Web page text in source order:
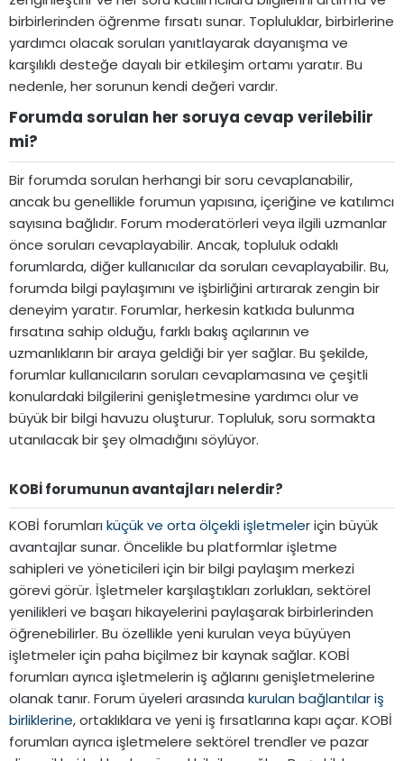
birbirlerinden öğrenme fırsatı sunar. Topluluklar, birbirlerine
yardımcı olacak soruları yanıtlayarak dayanışma ve
karşılıklı desteğe dayalı bir etkileşim ortamı yaratır. Bu
nedenle, her sorunun kendi değeri vardır.
Forumda sorulan her soruya cevap verilebilir
mi?​
Bir forumda sorulan herhangi bir soru cevaplanabilir,
ancak bu genellikle forumun yapısına, içeriğine ve katılımcı
sayısına bağlıdır. Forum moderatörleri veya ilgili uzmanlar
önce soruları cevaplayabilir. Ancak, topluluk odaklı
forumlarda, diğer kullanıcılar da soruları cevaplayabilir. Bu,
forumda bilgi paylaşımını ve işbirliğini artırarak zengin bir
deneyim yaratır. Forumlar, herkesin katkıda bulunma
fırsatına sahip olduğu, farklı bakış açılarının ve
uzmanlıkların bir araya geldiği bir yer sağlar. Bu şekilde,
forumlar kullanıcıların soruları cevaplamasına ve çeşitli
konulardaki bilgilerini genişletmesine yardımcı olur ve
büyük bir bilgi havuzu oluşturur. Topluluk, soru sormakta
utanılacak bir şey olmadığını söylüyor.
KOBİ forumunun avantajları nelerdir?​
KOBİ forumları küçük ve orta ölçekli işletmeleriçin büyük
avantajlar sunar. Öncelikle bu platformlar işletme
sahipleri ve yöneticileri için bir bilgi paylaşım merkezi
görevi görür. İşletmeler karşılaştıkları zorlukları, sektörel
yenilikleri ve başarı hikayelerini paylaşarak birbirlerinden
öğrenebilirler. Bu özellikle yeni kurulan veya büyüyen
işletmeler için paha biçilmez bir kaynak sağlar. KOBİ
forumları ayrıca işletmelerin iş ağlarını genişletmelerine
olanak tanır. Forum üyeleri arasında kurulan bağlantılar iş
birliklerine, ortaklıklara ve yeni iş fırsatlarına kapı açar. KOBİ
forumları ayrıca işletmelere sektörel trendler ve pazar